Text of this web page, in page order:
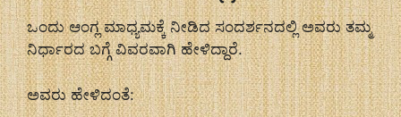
ಒಂದು ಆಂಗ್ಲ ಮಾಧ್ಯಮಕ್ಕೆ ನೀಡಿದ ಸಂದರ್ಶನದಲ್ಲಿ ಅವರು ತಮ್ಮ
ನಿರ್ಧಾರದ ಬಗ್ಗೆ ವಿವರವಾಗಿ ಹೇಳಿದ್ದಾರೆ.
ಅವರು ಹೇಳಿದಂತೆ: